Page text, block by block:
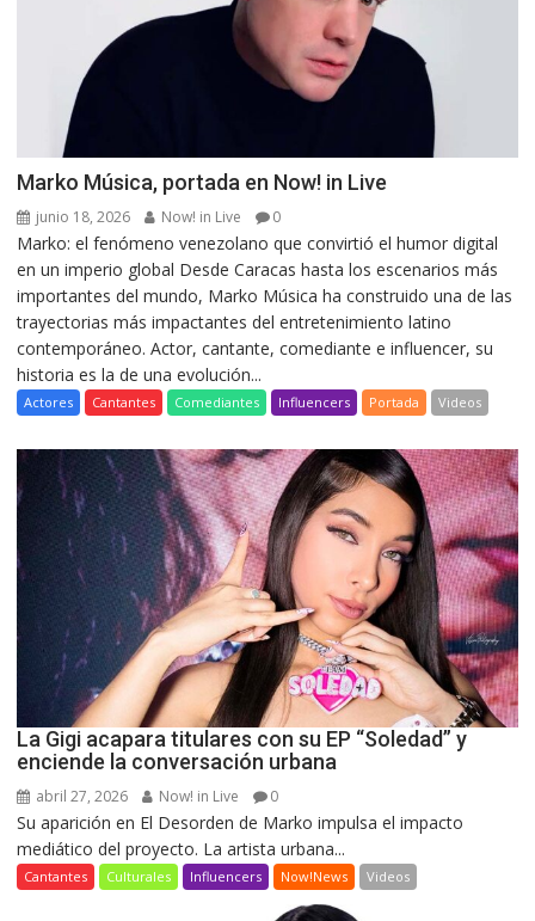
Marko Música, portada en Now! in Live
junio 18, 2026 Now! in Live 0
Marko: el fenómeno venezolano que convirtió el humor digital
en un imperio global Desde Caracas hasta los escenarios más
importantes del mundo, Marko Música ha construido una de las
trayectorias más impactantes del entretenimiento latino
contemporáneo. Actor, cantante, comediante e influencer, su
historia es la de una evolución...
Actores Cantantes Comediantes Influencers Portada Videos
La Gigi acapara titulares con su EP “Soledad” y
enciende la conversación urbana
abril 27, 2026 Now! in Live 0
Su aparición en El Desorden de Marko impulsa el impacto
mediático del proyecto. La artista urbana...
Cantantes Culturales Influencers Now!News Videos